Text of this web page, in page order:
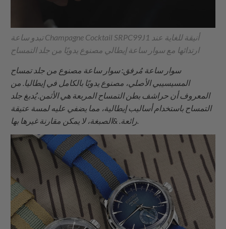
تبدو ساعة Champagne Cocktail SRPC99J1 أنيقة للغاية عند
ارتدائها مع سوار ساعة إيطالي مصنوع يدويًا من جلد التمساح
سوار ساعة مُرفق: سوار ساعة مصنوع من جلد تمساح
المسيسيبي الأصلي، مصنوع يدويًا بالكامل في إيطاليا. من
المعروف أن حراشف بطن التمساح المربعة هي الأثمن. يُدبغ جلد
التمساح باستخدام أساليب إيطالية، مما يضفي عليه لمسة عتيقة
رائعة. &الصبغة، لا يمكن مقارنة غيرها بها.